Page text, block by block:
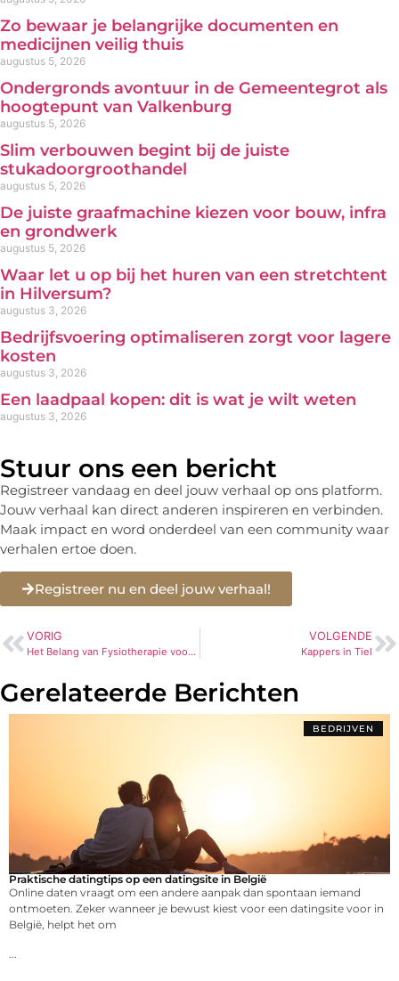
Zo bewaar je belangrijke documenten en
medicijnen veilig thuis
augustus 5, 2026
Ondergronds avontuur in de Gemeentegrot als
hoogtepunt van Valkenburg
augustus 5, 2026
Slim verbouwen begint bij de juiste
stukadoorgroothandel
augustus 5, 2026
De juiste graafmachine kiezen voor bouw, infra
en grondwerk
augustus 5, 2026
Waar let u op bij het huren van een stretchtent
in Hilversum?
augustus 3, 2026
Bedrijfsvoering optimaliseren zorgt voor lagere
kosten
augustus 3, 2026
Een laadpaal kopen: dit is wat je wilt weten
augustus 3, 2026
Stuur ons een bericht
Registreer vandaag en deel jouw verhaal op ons platform.
Jouw verhaal kan direct anderen inspireren en verbinden.
Maak impact en word onderdeel van een community waar
verhalen ertoe doen.
Registreer nu en deel jouw verhaal!
VORIG
Het Belang van Fysiotherapie voor een Actief en Gezond Leven
VOLGENDE
Kappers in Tiel
Gerelateerde Berichten
BEDRIJVEN
Praktische datingtips op een datingsite in België
Online daten vraagt om een andere aanpak dan spontaan iemand
ontmoeten. Zeker wanneer je bewust kiest voor een datingsite voor in
België, helpt het om